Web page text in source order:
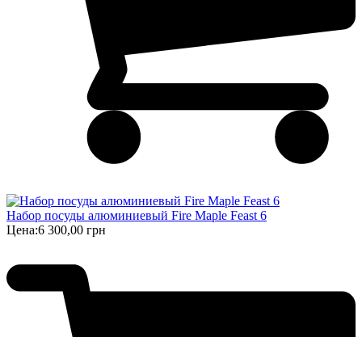
Набор посуды алюминиевый Fire Maple Feast 6
Цена:6 300,00 грн